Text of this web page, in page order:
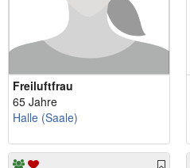
Freiluftfrau
65 Jahre
Halle (Saale)